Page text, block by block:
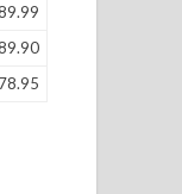
78.95